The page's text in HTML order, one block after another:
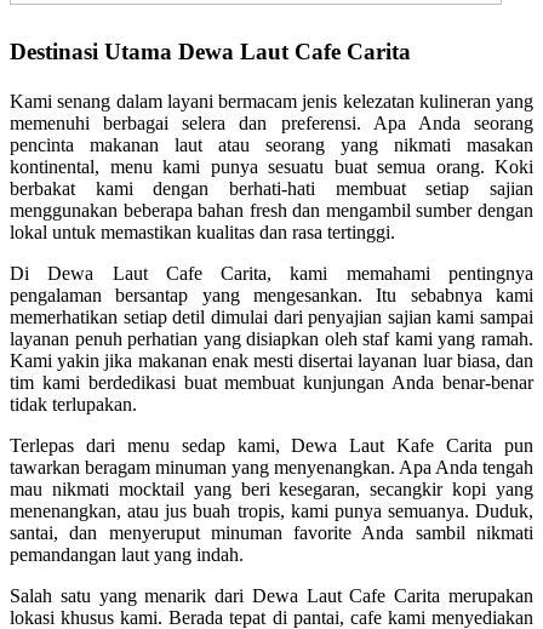
Destinasi Utama Dewa Laut Cafe Carita
Kami senang dalam layani bermacam jenis kelezatan kulineran yang
memenuhi berbagai selera dan preferensi. Apa Anda seorang
pencinta makanan laut atau seorang yang nikmati masakan
kontinental, menu kami punya sesuatu buat semua orang. Koki
berbakat kami dengan berhati-hati membuat setiap sajian
menggunakan beberapa bahan fresh dan mengambil sumber dengan
lokal untuk memastikan kualitas dan rasa tertinggi.
Di Dewa Laut Cafe Carita, kami memahami pentingnya
pengalaman bersantap yang mengesankan. Itu sebabnya kami
memerhatikan setiap detil dimulai dari penyajian sajian kami sampai
layanan penuh perhatian yang disiapkan oleh staf kami yang ramah.
Kami yakin jika makanan enak mesti disertai layanan luar biasa, dan
tim kami berdedikasi buat membuat kunjungan Anda benar-benar
tidak terlupakan.
Terlepas dari menu sedap kami, Dewa Laut Kafe Carita pun
tawarkan beragam minuman yang menyenangkan. Apa Anda tengah
mau nikmati mocktail yang beri kesegaran, secangkir kopi yang
menenangkan, atau jus buah tropis, kami punya semuanya. Duduk,
santai, dan menyeruput minuman favorite Anda sambil nikmati
pemandangan laut yang indah.
Salah satu yang menarik dari Dewa Laut Cafe Carita merupakan
lokasi khusus kami. Berada tepat di pantai, cafe kami menyediakan